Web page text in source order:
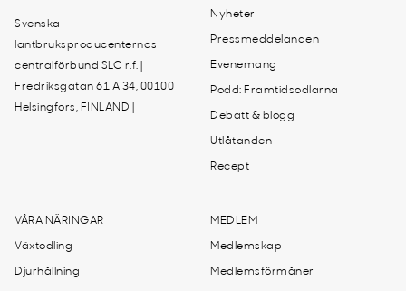
Svenska
lantbruksproducenternas
centralförbund SLC r.f. |
Fredriksgatan 61 A 34, 00100
Helsingfors, FINLAND |
Nyheter
Pressmeddelanden
Evenemang
Podd: Framtidsodlarna
Debatt & blogg
Utlåtanden
Recept
VÅRA NÄRINGAR
Växtodling
Djurhållning
MEDLEM
Medlemskap
Medlemsförmåner